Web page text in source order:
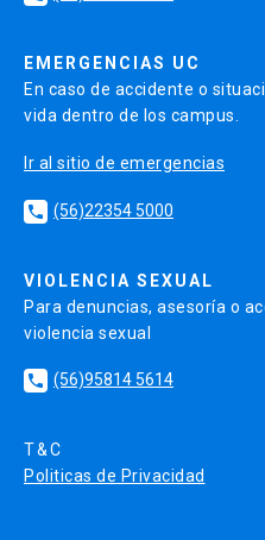
EMERGENCIAS UC
En caso de accidente o
vida dentro de los campus.
Ir al sitio de emergencias
local_phone (56)22354 5000
VIOLENCIA SEXUAL
Para denuncias, asesoría o
violencia sexual
local_phone (56)95814 5614
T&C
Politicas de Privacidad